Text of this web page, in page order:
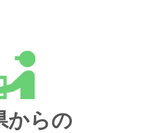
からの